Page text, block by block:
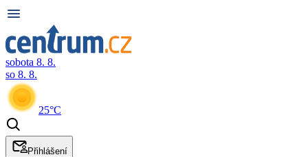
sobota 8. 8.
so 8. 8.
25°C
Přihlášení